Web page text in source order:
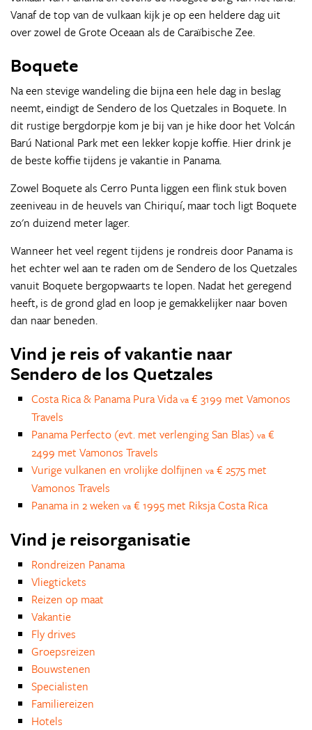
Vanaf de top van de vulkaan kijk je op een heldere dag uit
over zowel de Grote Oceaan als de Caraïbische Zee.
Boquete
Na een stevige wandeling die bijna een hele dag in beslag
neemt, eindigt de Sendero de los Quetzales in Boquete. In
dit rustige bergdorpje kom je bij van je hike door het Volcán
Barú National Park met een lekker kopje koffie. Hier drink je
de beste koffie tijdens je vakantie in Panama.
Zowel Boquete als Cerro Punta liggen een flink stuk boven
zeeniveau in de heuvels van Chiriquí, maar toch ligt Boquete
zo'n duizend meter lager.
Wanneer het veel regent tijdens je rondreis door Panama is
het echter wel aan te raden om de Sendero de los Quetzales
vanuit Boquete bergopwaarts te lopen. Nadat het geregend
heeft, is de grond glad en loop je gemakkelijker naar boven
dan naar beneden.
Vind je reis of vakantie naar
Sendero de los Quetzales
Costa Rica & Panama Pura Vida va € 3199 met Vamonos
Travels
Panama Perfecto (evt. met verlenging San Blas) va €
2499 met Vamonos Travels
Vurige vulkanen en vrolijke dolfijnen va € 2575 met
Vamonos Travels
Panama in 2 weken va € 1995 met Riksja Costa Rica
Vind je reisorganisatie
Rondreizen Panama
Vliegtickets
Reizen op maat
Vakantie
Fly drives
Groepsreizen
Bouwstenen
Specialisten
Familiereizen
Hotels